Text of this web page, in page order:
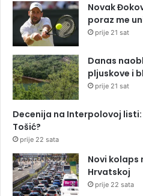
Novak
poraz me
prije 21 sat
Danas
pljuskove i
prije 21 sat
Decenija na Interpolovoj
Tošić?
prije 22 sata
Novi kolaps
Hrvatskoj
prije 22 sata